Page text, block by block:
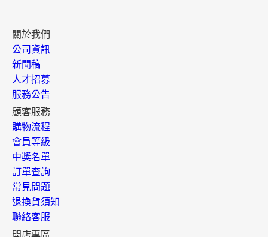
關於我們
公司資訊
新聞稿
人才招募
服務公告
顧客服務
購物流程
會員等級
中獎名單
訂單查詢
常見問題
退換貨須知
聯絡客服